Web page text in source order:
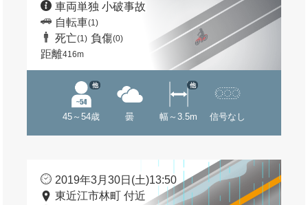
車両単独 小破事故
自転車(1)
死亡(1) 負傷(0)
距離416m
45～54歳
他
曇 幅～3.5m
他
信号なし
2019年3月30日(土)13:50
東近江市林町 付近